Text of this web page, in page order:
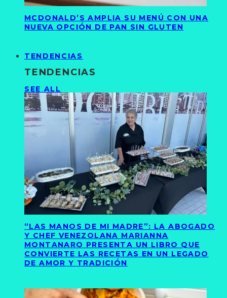
MCDONALD’S AMPLIA SU MENÚ CON UNA
NUEVA OPCIÓN DE PAN SIN GLUTEN
TENDENCIAS
TENDENCIAS
SEE ALL
“LAS MANOS DE MI MADRE”: LA ABOGADO
Y CHEF VENEZOLANA MARIANNA
MONTANARO PRESENTA UN LIBRO QUE
CONVIERTE LAS RECETAS EN UN LEGADO
DE AMOR Y TRADICIÓN